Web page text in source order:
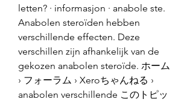
letten? · informasjon · anabole ste.
Anabolen steroïden hebben
verschillende effecten. Deze
verschillen zijn afhankelijk van de
gekozen anabolen steroïde. ホーム
› フォーラム › Xeroちゃんねる ›
anabolen verschillende このトピッ